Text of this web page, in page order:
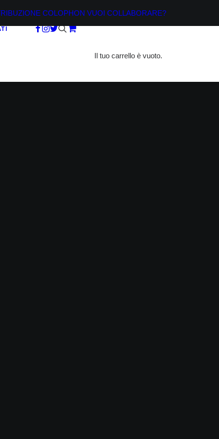
COLOPHON VUOI COLLABORARE?
Il tuo carrello è vuoto.